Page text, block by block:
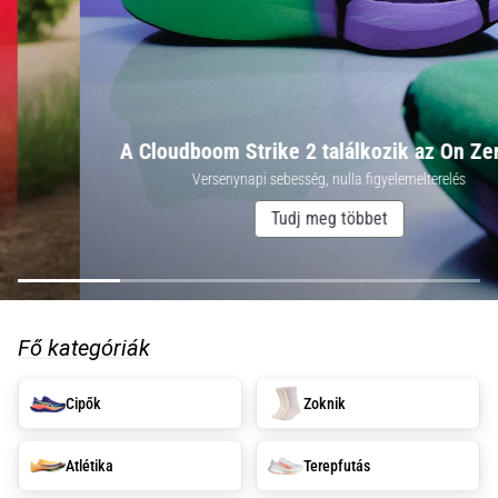
okai
A
térdfájdalom
életében
legalább
elér,
legyen
amatőrről
profiról.
Mik
fájdalom…
2026.08.05.
A Cloudboom Strike 2 találkozik az On Zeróval
Versenynapi sebesség, nulla figyelemelterelés
Tudj meg többet
Fő kategóriák
Cipők Zoknik
Atlétika Terepfutás